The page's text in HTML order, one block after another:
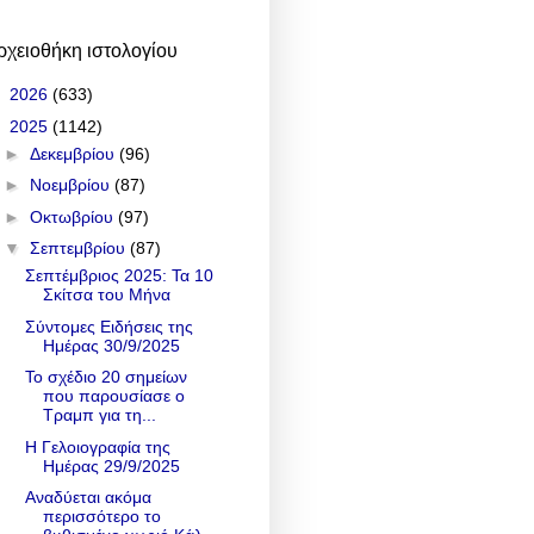
ιστολογίου
2026 (633)
2025 (1142)
► Δεκεμβρίου (96)
► Νοεμβρίου (87)
► Οκτωβρίου (97)
▼ Σεπτεμβρίου (87)
Σεπτέμβριος 2025: Τα 10
Σκίτσα του Μήνα
Σύντομες Ειδήσεις της
Ημέρας 30/9/2025
Το σχέδιο 20 σημείων
που παρουσίασε ο
Τραμπ για τη...
Η Γελοιογραφία της
Ημέρας 29/9/2025
Αναδύεται ακόμα
περισσότερο το